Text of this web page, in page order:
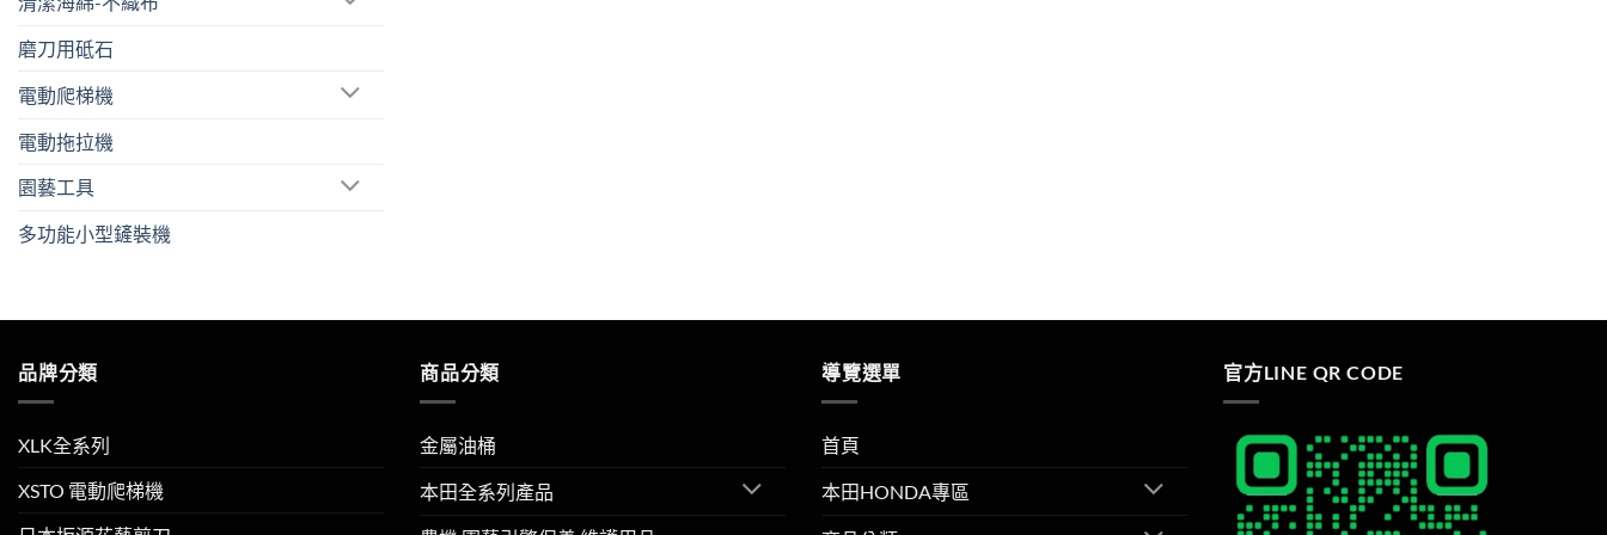
磨刀用砥石
電動爬梯機
電動拖拉機
園藝工具
多功能小型鏟裝機
品牌分類
XLK全系列
XSTO 電動爬梯機
商品分類
金屬油桶
本田全系列產品
導覽選單
首頁
本田HONDA專區
官方LINE QR CODE